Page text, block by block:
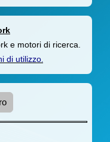
e motori di ricerca.
di utilizzo.